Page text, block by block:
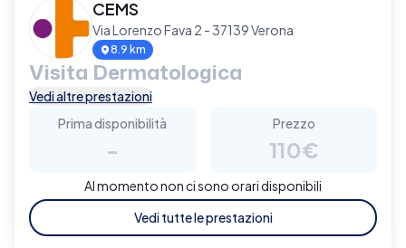
CEMS
Via Lorenzo Fava 2 - 37139 Verona
8.9 km
Visita Dermatologica
Vedi altre prestazioni
Prima disponibilità
-
Prezzo
110€
Al momento non ci sono orari disponibili
Vedi tutte le prestazioni